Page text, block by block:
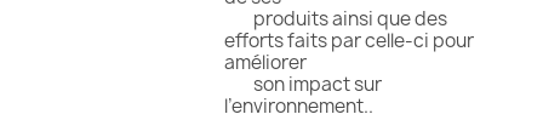
produits ainsi que des
efforts faits par celle-ci pour
améliorer
son impact sur
l’environnement..